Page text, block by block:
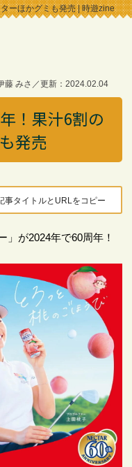
ーほかグミも発売 | 時遊zine
みさ／更新：2024.02.04
！果汁6割の
発売
事タイトルとURLをコピー
が2024年で60周年！